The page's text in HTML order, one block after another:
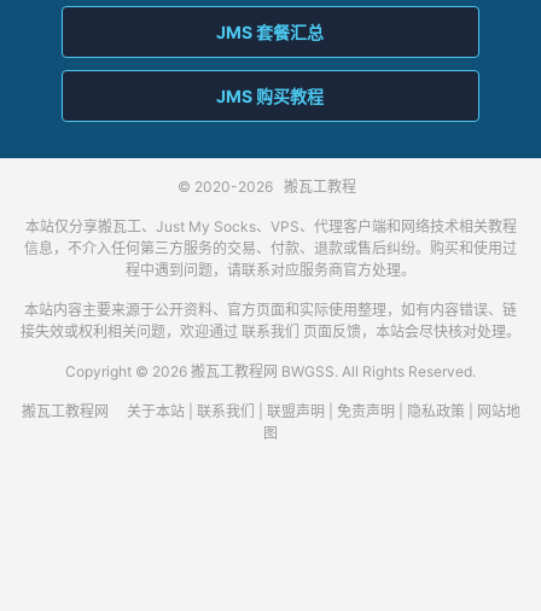
JMS 套餐汇总
JMS 购买教程
© 2020-2026 搬瓦工教程
本站仅分享搬瓦工、Just My Socks、VPS、代理客户端和网络技术相关教程
信息，不介入任何第三方服务的交易、付款、退款或售后纠纷。购买和使用过
程中遇到问题，请联系对应服务商官方处理。
本站内容主要来源于公开资料、官方页面和实际使用整理，如有内容错误、链
接失效或权利相关问题，欢迎通过 联系我们 页面反馈，本站会尽快核对处理。
Copyright © 2026 搬瓦工教程网 BWGSS. All Rights Reserved.
搬瓦工教程网 关于本站| 联系我们 联盟声明 免责声明 隐私政策
网站地
图